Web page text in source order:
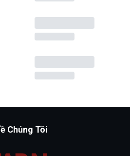
Chúng Tôi